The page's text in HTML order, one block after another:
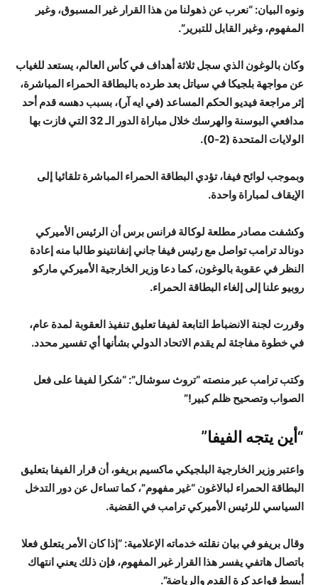
ونوه البيان: “نعرب عن ذهولنا من هذا القرار غير المسبوق، وغير
المفهوم، وغير القابل للتبرير”.
وكان بالوغون الذي سجل ثلاثة أهداف في كأس العالم، يستعد للغياب
عن مواجهة بلجيكا في سياتل بعد طرده بالبطاقة الحمراء المباشرة،
إثر مراجعة فيديو الحكم المساعد (في ايه آر)، بسبب دهسه قدم أحد
مدافعي البوسنة والهرسك خلال مباراة الدور الـ 32 التي فازت بها
الولايات المتحدة (2-0).
وبموجب لوائح فيفا، تؤدي البطاقة الحمراء المباشرة تلقائيا إلى
الإيقاف لمباراة واحدة.
وكشفت مصادر مطلعة لوكالة فرانس برس أن الرئيس الأميركي
دونالد ترامب تواصل مع رئيس فيفا جاني إنفانتينو طالبا منه إعادة
النظر في عقوبة بالوغون، كما دعا وزير الخارجية الأميركي ماركو
روبيو علنا إلى إلغاء البطاقة الحمراء.
وقررت لجنة الانضباط التابعة لفيفا تعليق تنفيذ العقوبة لمدة عام،
في خطوة مفاجئة لم يقدم الاتحاد الدولي بشأنها أي تفسير محدد.
وكتب ترامب عبر منصته “تروث سوشال”: “شكرا لفيفا على فعل
الصواب وتصحيح ظلم كبير!”
“أين يتجه الفيفا”
واعتبر وزير الخارجية البلجيكي ماكسيم بريفو، أن قرار الفيفا بتعليق
البطاقة الحمراء لبالاغون “غير مفهوم”، كما تساءل عن دور التدخل
السياسي للرئيس الأميركي ترامب في القضية.
وقال بريفو في بيان نقلته خدماته الإعلامية: “إذا كان الأمر يتعلق فعلا
باتصال هاتفي يفسر هذا القرار غير المفهوم، فإن ذلك يعني انتهاك
أبسط قواعد كرة القدم والرياضة”.